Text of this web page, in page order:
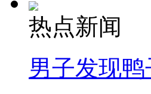
热点新闻
男子发现